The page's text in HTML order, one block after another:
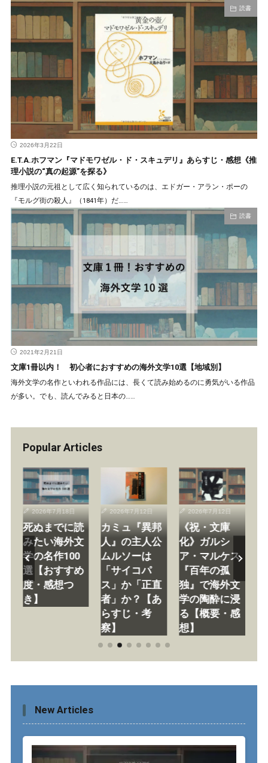
読書
2026年3月22日
E.T.A.ホフマン『マドモワゼル・ド・スキュデリ』あらすじ・感想《推
理小説の“真の起源”を探る》
推理小説の元祖として広く知られているのは、エドガー・アラン・ポーの
『モルグ街の殺人』（1841年）だ……
読書
2021年2月21日
文庫1冊以内！ 初心者におすすめの海外文学10選【地域別】
海外文学の名作といわれる作品には、長くて読み始めるのに勇気がいる作品
が多い。でも、読んでみると日本の……
Popular Articles
2026年7月18日
死ぬまでに読
みたい海外文
学の名作100
選【おすすめ
度・感想つ
き】
2026年7月12日
カミュ『異邦
人』の主人公
ムルソーは
「サイコパ
ス」か「正直
者」か？【あ
らすじ・考
察】
2026年7月12日
《祝・文庫
化》ガルシ
ア・マルケス
『百年の孤
独』で海外文
学の陶酔に浸
る【概要・感
想】
New Articles